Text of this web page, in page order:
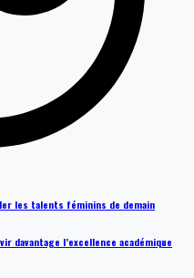
les talents féminins de demain
l’excellence académique